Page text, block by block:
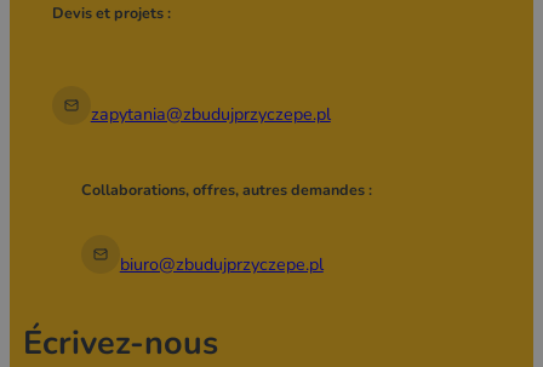
Devis et projets :
zapytania@zbudujprzyczepe.pl
Collaborations, offres, autres demandes :
biuro@zbudujprzyczepe.pl
Écrivez-nous